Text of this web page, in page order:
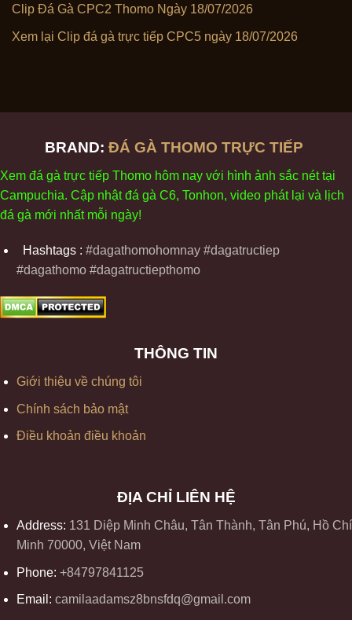
Clip Đá Gà CPC2 Thomo Ngày 18/07/2026
Xem lại Clip đá gà trực tiếp CPC5 ngày 18/07/2026
BRAND: ĐÁ GÀ THOMO TRỰC TIẾP
Xem đá gà trực tiếp Thomo hôm nay với hình ảnh sắc néttại
Campuchia. Cập nhậtđá gà C6, Tonhon, video phátl ại và ịch
đá gà mới nhất mỗi ngày!
Hashtags : #dagathomohomnay #dagatructiep
#dagathomo #dagatructiepthomo
THÔNG TIN
Giới thiệu về chúng tôi
Chính sách bảo mật
Điều khoản điều khoản
ĐỊA CHỈ LIÊN HỆ
Address: 131 Diệp Minh Châu, Tân Thành, Tân Phú, Hồ Chí
Minh 70000, Việt Nam
Phone: +84797841125
Email: camilaadamsz8bnsfdq@gmail.com